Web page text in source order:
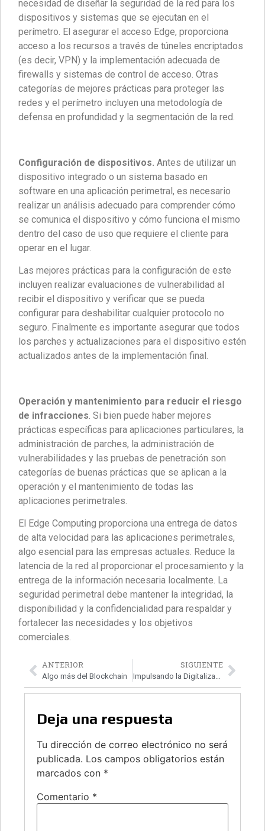
necesidad de diseñar la seguridad de la red para los
dispositivos y sistemas que se ejecutan en el
perímetro. El asegurar el acceso Edge, proporciona
acceso a los recursos a través de túneles encriptados
(es decir, VPN) y la implementación adecuada de
firewalls y sistemas de control de acceso. Otras
categorías de mejores prácticas para proteger las
redes y el perímetro incluyen una metodología de
defensa en profundidad y la segmentación de la red.
Configuración de dispositivos. Antes de utilizar un
dispositivo integrado o un sistema basado en
software en una aplicación perimetral, es necesario
realizar un análisis adecuado para comprender cómo
se comunica el dispositivo y cómo funciona el mismo
dentro del caso de uso que requiere el cliente para
operar en el lugar.
Las mejores prácticas para la configuración de este
incluyen realizar evaluaciones de vulnerabilidad al
recibir el dispositivo y verificar que se pueda
configurar para deshabilitar cualquier protocolo no
seguro. Finalmente es importante asegurar que todos
los parches y actualizaciones para el dispositivo estén
actualizados antes de la implementación final.
Operación y mantenimiento para reducir el riesgo
de infracciones. Si bien puede haber mejores
prácticas específicas para aplicaciones particulares, la
administración de parches, la administración de
vulnerabilidades y las pruebas de penetración son
categorías de buenas prácticas que se aplican a la
operación y el mantenimiento de todas las
aplicaciones perimetrales.
El Edge Computing proporciona una entrega de datos
de alta velocidad para las aplicaciones perimetrales,
algo esencial para las empresas actuales. Reduce la
latencia de la red al proporcionar el procesamiento y la
entrega de la información necesaria localmente. La
seguridad perimetral debe mantener la integridad, la
disponibilidad y la confidencialidad para respaldar y
fortalecer las necesidades y los objetivos
comerciales.
ANTERIOR
Algo más del Blockchain
SIGUIENTE
Deja una respuesta
Tu dirección de correo electrónico no será
publicada. Los campos obligatorios están
marcados con *
Comentario *